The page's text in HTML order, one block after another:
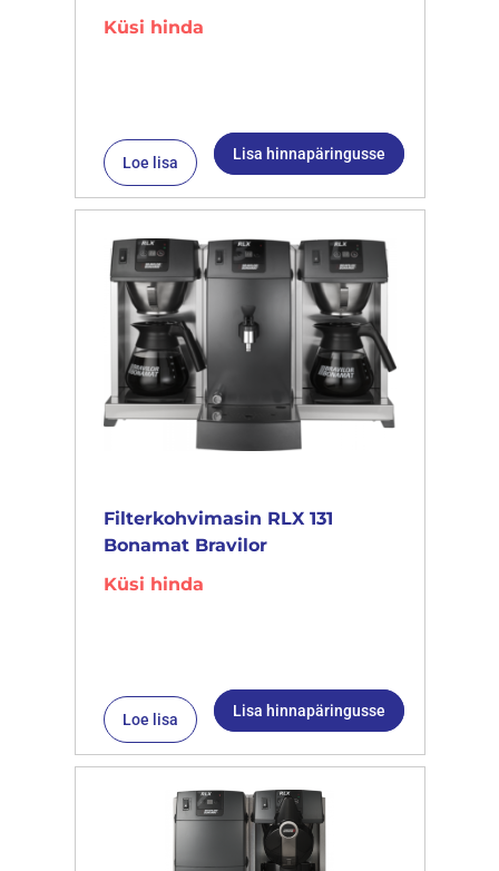
Küsi hinda
Loe lisa Lisa hinnapäringusse
Filterkohvimasin RLX 131
Bonamat Bravilor
Küsi hinda
Loe lisa Lisa hinnapäringusse